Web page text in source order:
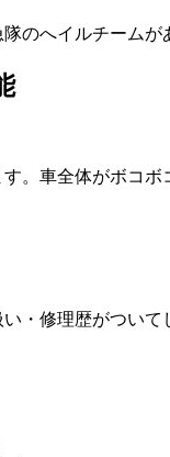
のへイルチーム
。車全体がボコ
・修理歴がつい